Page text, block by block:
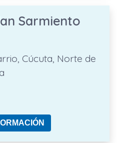
Sarmiento
Cúcuta, Norte de